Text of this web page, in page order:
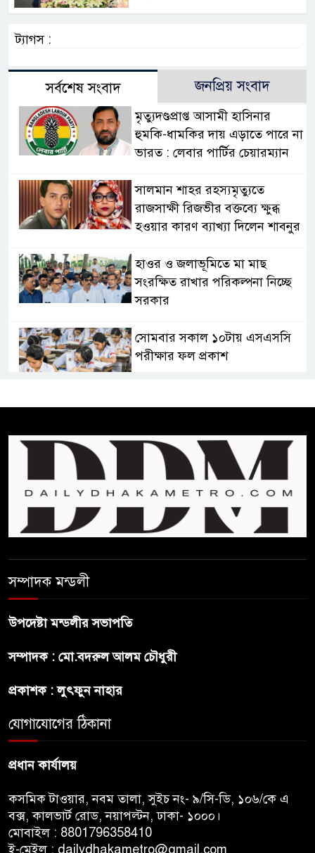
ট্যাগস :
সর্বশেষ সংবাদ জনপ্রিয় সংবাদ
মৃত্যুদণ্ডপ্রাপ্ত আসামী হাসিনার
হুমকি-ধামকির দায় এড়াতে পারে না
ভারত : লেবার পার্টির চেয়ারম্যান
সালমান শাহর রহস্যমৃত্যুতে
রাজসাক্ষী রিজভীর বক্তব্যে ক্ষুব্ধ
হওয়ার কারণ ব্যাখ্যা দিলেন শাবনুর
হাওর ও জলাভূমিতে মা মাছ
সংরক্ষিত রাখার পরিকল্পনা নিচ্ছে
সরকার
সোমবার সকাল ১০টায় এসএসসি
পরীক্ষার ফল প্রকাশ
প্রধানমন্ত্রী
ফিফা সভাপতির বিরুদ্ধে এবার
‘নারী সংক্রান্ত অভিযোগ
ছেলেকে নিয়ে রোনালদোর যে বড়
ট্রাম্পের ৪০ কোটি ডলারের ‘বলরুম
সম্পাদক মন্ডলী
উপদেষ্টা মন্ডলীর সভাপতি
সম্পাদক : মো.বদরুল আলম চৌধুরী
প্রকাশক : লুৎফুন নাহার
যোগাযোগের ঠিকানা
প্রধান কার্যালয়
কসমিক টাওয়ার, নবম তালা, সুইচ নং- ৯/সি-ডি, ১০৬/কে এ
বক্স, কালভার্ট রোড, নয়াপল্টন, ঢাকা- ১০০০।
মোবাইল : 8801796358410
ই-মেইল : dailydhakametro@gmail.com